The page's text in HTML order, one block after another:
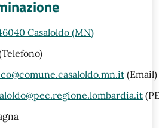
Casaloldo (MN)
(Email)